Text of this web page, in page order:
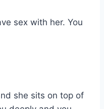
sex with her. You
she sits on top of